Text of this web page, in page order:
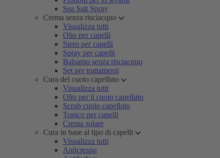
Sea Salt Spray
Crema senza risciacquo
Visualizza tutti
Olio per capelli
Siero per capelli
Spray per capelli
Balsamo senza risciacquo
Set per trattamenti
Cura del cuoio capelluto
Visualizza tutti
Olio per il cuoio capelluto
Scrub cuoio capelluto
Tonico per capelli
Crema solare
Cura in base al tipo di capelli
Visualizza tutti
Anticrespo